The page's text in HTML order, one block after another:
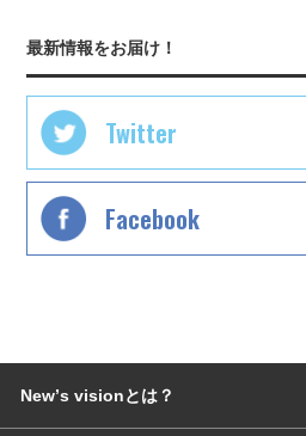
最新情報をお届け！
Twitter
Facebook
Newʼs visionとは？